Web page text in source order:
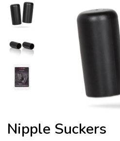
Nipple Suckers